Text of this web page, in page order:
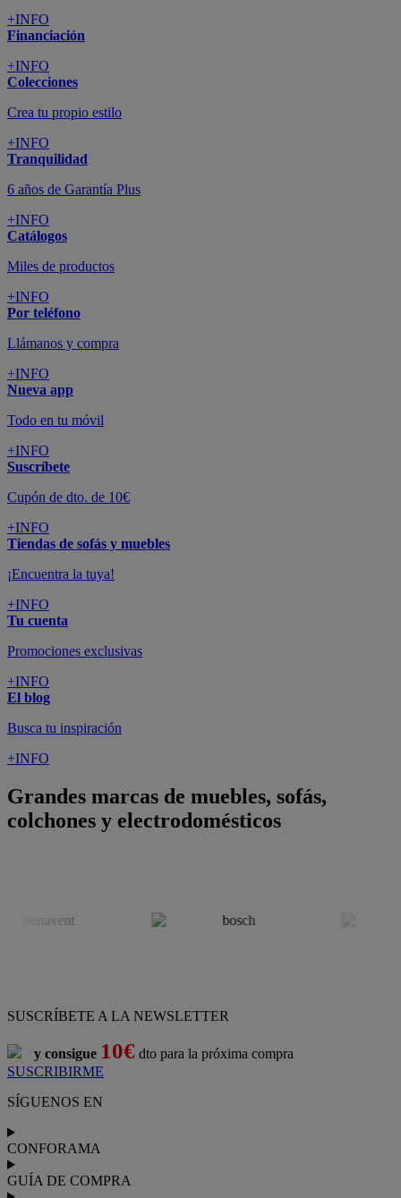
+INFO
Financiación
+INFO
Colecciones
Crea tu propio estilo
+INFO
Tranquilidad
6 años de Garantía Plus
+INFO
Catálogos
Miles de productos
+INFO
Por teléfono
Llámanos y compra
+INFO
Nueva app
Todo en tu móvil
+INFO
Suscríbete
Cupón de dto. de 10€
+INFO
Tiendas de sofás y muebles
¡Encuentra la tuya!
+INFO
Tu cuenta
Promociones exclusivas
+INFO
El blog
Busca tu inspiración
+INFO
Grandes marcas de muebles, sofás,
colchones y electrodomésticos
SUSCRÍBETE A LA NEWSLETTER
y consigue 10€ dto para la próxima compra
SUSCRIBIRME
SÍGUENOS EN
CONFORAMA
GUÍA DE COMPRA